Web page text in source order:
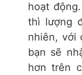
hoạt
thì lượng
nhiên, với
bạn sẽ
hơn trên